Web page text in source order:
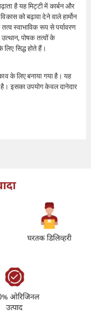
है यह मिट्टी में कार्बन और
को बढ़ावा देने वाले हार्मोन
स्वाभाविक रूप से पर्यावरण
उत्थान, पोषक तत्वों के
सिद्ध होते हैं।
के लिए बनाया गया है। यह
इसका उपयोग केवल दानेदार